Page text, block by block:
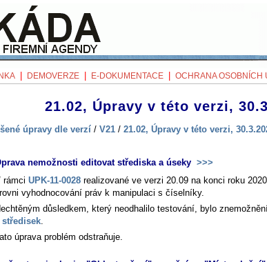
DEMOVERZE E-DOKUMENTACE OCHRANA OSOBNÍCH
21.02, Úpravy v této verzi,
úpravy dle verzí / V21 / 21.02, Úpravy v této verzi,
nemožnosti editovat střediska a úseky >>>
rámci UPK-11-0028 realizované ve verzi 20.09 na konci roku
vyhodnocování práv k manipulaci s číselníky.
důsledkem, který neodhalilo testování, bylo
středisek.
úprava problém odstraňuje.